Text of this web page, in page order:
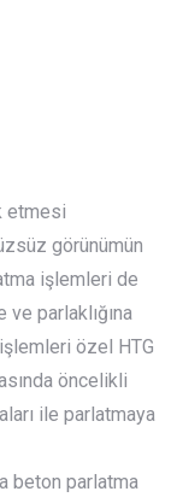
etmesi
görünümün
işlemleri de
parlaklığına
özel HTG
öncelikli
ile parlatmaya
beton parlatma